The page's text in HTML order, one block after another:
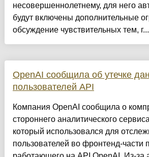
несовершеннолетнему, для него
будут включены дополнительные
обсуждение чувствительных тем, г...
OpenAI сообщила об утечке
пользователей API
Компания OpenAI сообщила о
стороннего аналитического
который использовался для
пользователей во фронтенд-части